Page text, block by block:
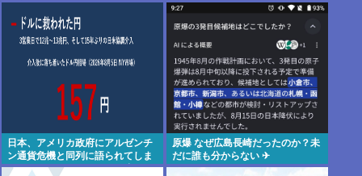
衝突
情
日本、アメリカ政府にアルゼンチ
ン通貨危機と同列に語られてしま
うwwwもうすでに158円に戻る
原爆 なぜ広島長崎だったのか？未
だに誰も分からない ✈